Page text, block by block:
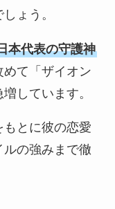
ょう。
本代表の守護神
めて「ザイオン
しています。
とに彼の恋愛
の強みまで徹